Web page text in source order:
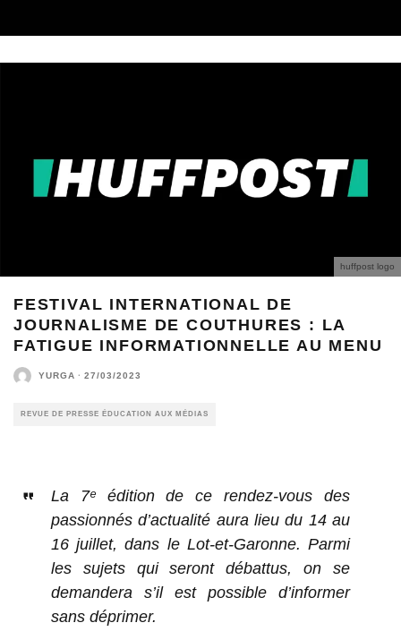
huffpost logo
FESTIVAL INTERNATIONAL DE
JOURNALISME DE COUTHURES : LA
FATIGUE INFORMATIONNELLE AU MENU
YURGA · 27/03/2023
REVUE DE PRESSE ÉDUCATION AUX MÉDIAS
La 7ᵉ édition de ce rendez-vous des
passionnés d’actualité aura lieu du 14 au
16 juillet, dans le Lot-et-Garonne. Parmi
les sujets qui seront débattus, on se
demandera s’il est possible d’informer
sans déprimer.